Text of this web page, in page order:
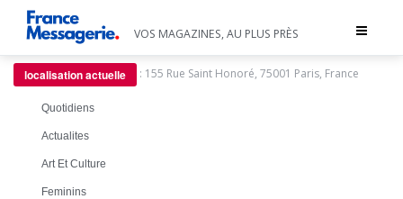
Toggle
VOS MAGAZINES, AU PLUS PRÈS
localisation actuelle : 155 Rue Saint Honoré, 75001 Paris, France
Quotidiens
Actualites
Art Et Culture
Feminins